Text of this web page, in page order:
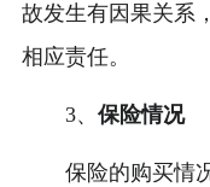
故发生有因果关系
相应责任。
3、 保险情况
保险的购买情